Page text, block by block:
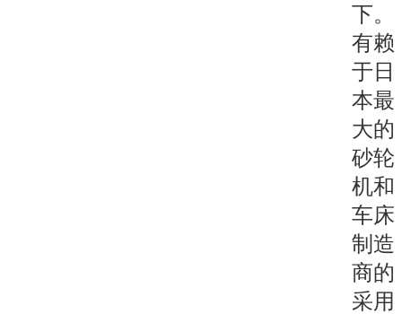
下。
有赖
于日
本最
大的
砂轮
机和
车床
制造
商的
采用